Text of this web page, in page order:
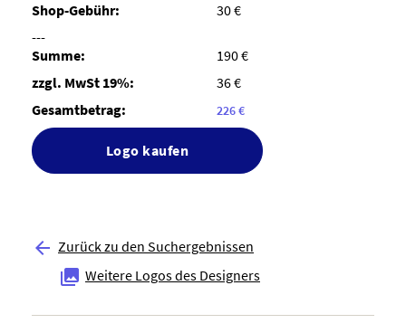
Shop-Gebühr:
30 €
---
Summe:
190 €
zzgl. MwSt 19%:
36 €
Gesamtbetrag:
226 €
Logo kaufen
 Zurück zu den Suchergebnissen
 Weitere Logos des Designers